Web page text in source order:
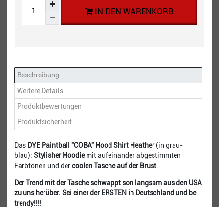
IN DEN WARENKORB
Beschreibung
Weitere Details
Produktbewertungen
Produktsicherheit
Das DYE Paintball "COBA" Hood Shirt Heather(in grau-
blau): Stylisher Hoodiemit aufeinander abgestimmten
Farbtönen und dercoolen Tasche auf der Brust
Der Trend mit der Tasche schwappt son langsam aus den USA
zu uns herüber. Sei einer der ERSTEN in Deutschland und be
trendy!!!!